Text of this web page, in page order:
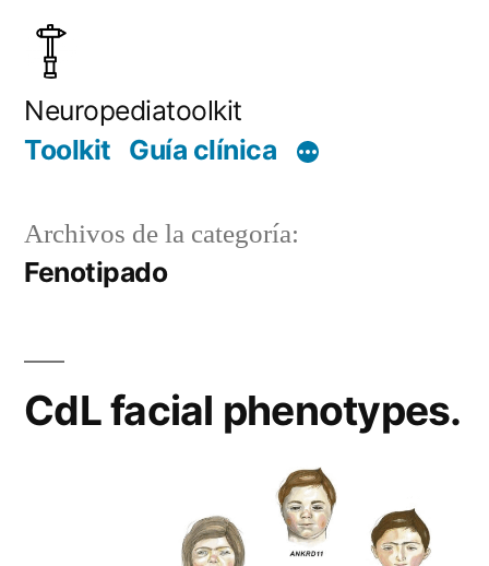
Saltar
contenido
Neuropediatoolkit
Toolkit Guía clínica
Archivos de la categoría:
Fenotipado
CdL facial phenotypes.